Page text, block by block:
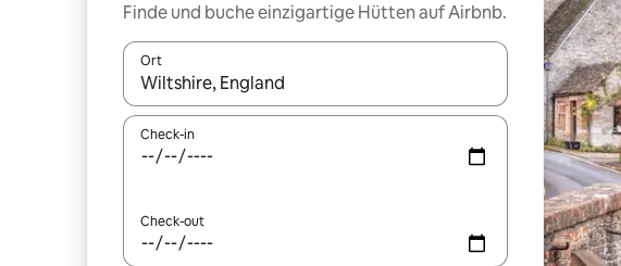
Finde und buche einzigartige Hütten auf Airbnb.
Ort
Wenn Ergebnisse verfügbar sind, navigiere mit den Pfeiltasten
Check-in
Check-out